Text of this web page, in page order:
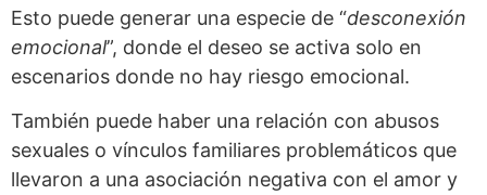
Esto puede generar una especie de “desconexión
emocional”, donde el deseo se activa solo en
escenarios donde no hay riesgo emocional.
También puede haber una relación con abusos
sexuales o vínculos familiares problemáticos que
llevaron a una asociación negativa con el amor y